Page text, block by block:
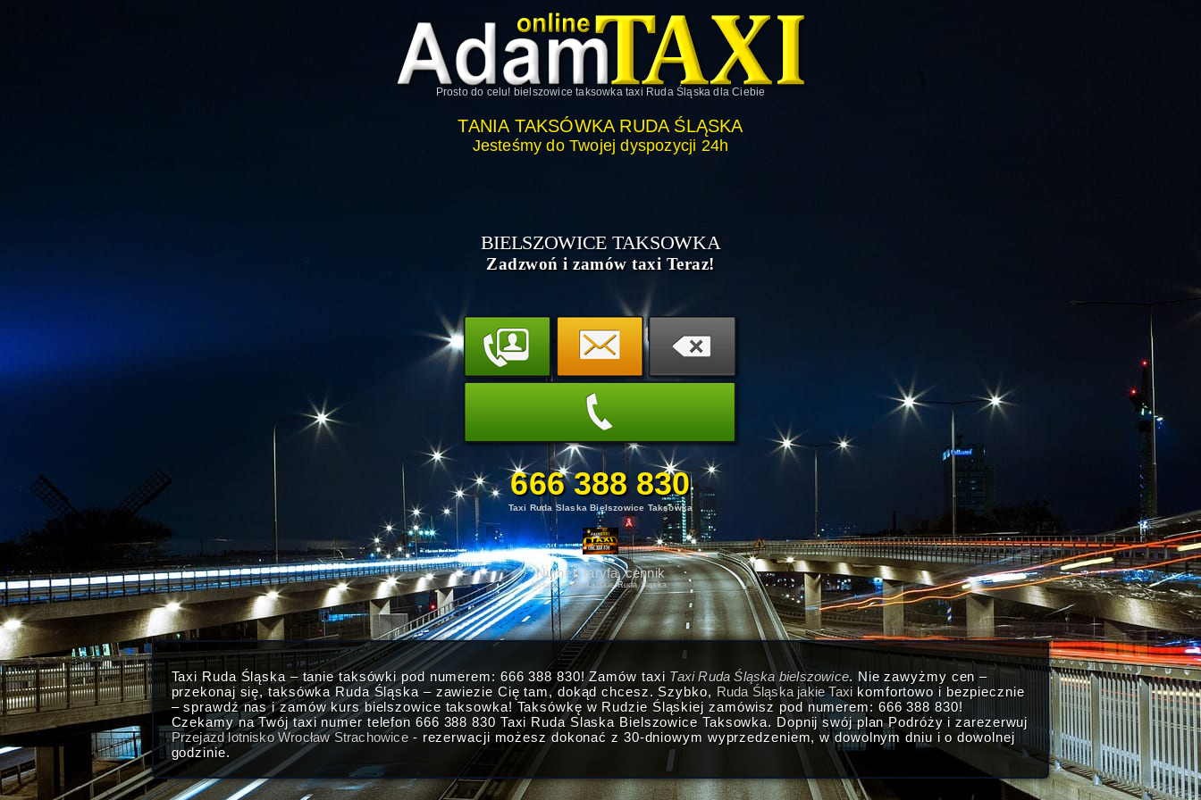
Prosto do celu! bielszowice taksowka taxi Ruda Śląska dla Ciebie
TANIA TAKSÓWKA RUDA ŚLĄSKA
Jesteśmy do Twojej dyspozycji 24h
BIELSZOWICE TAKSOWKA
Zadzwoń i zamów taxi Teraz!
666 388 830
Taxi Ruda Slaska Bielszowice Taksowka
Numer, taryfa, cennik
Usługi taksówkarskie Ruda Śląska.
Taxi Ruda Śląska – tanie taksówki pod numerem: 666 388 830! Zamów taxi Taxi Ruda Śląska bielszowice. Nie zawyżmy cen –
przekonaj się, taksówka Ruda Śląska – zawiezie Cię tam, dokąd chcesz. Szybko, Ruda Śląska jakie Taxi komfortowo i bezpiecznie
– sprawdź nas i zamów kurs bielszowice taksowka! Taksówkę w Rudzie Śląskiej zamówisz pod numerem: 666 388 830!
Czekamy na Twój taxi numer telefon 666 388 830 Taxi Ruda Slaska Bielszowice Taksowka. Dopnij swój plan Podróży i zarezerwuj
Przejazd lotnisko Wrocław Strachowice- rezerwacji możesz dokonać z 30-dniowym wyprzedzeniem, w dowolnym dniu i o dowolnej
godzinie.